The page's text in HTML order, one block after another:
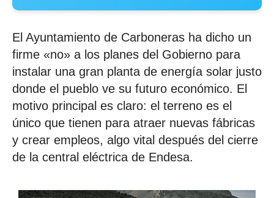
El Ayuntamiento de Carboneras ha dicho un
firme «no» a los planes del Gobierno para
instalar una gran planta de energía solar justo
donde el pueblo ve su futuro económico. El
motivo principal es claro: el terreno es el
único que tienen para atraer nuevas fábricas
y crear empleos, algo vital después del cierre
de la central eléctrica de Endesa.